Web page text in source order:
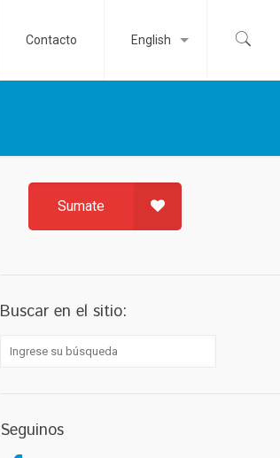
Contacto English
Sumate
Buscar en el sitio:
Seguinos